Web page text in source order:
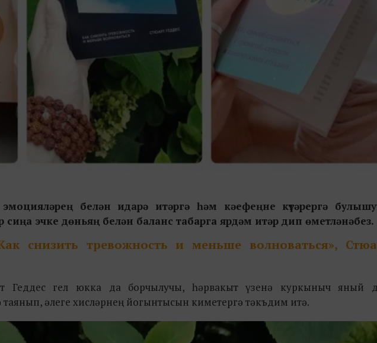
белән идарә итәргә һәм кәефеңне күтәрергә
сиңа эчке дөньяң белән баланс табарга ярдәм итәр дип өметләнәбез.
снизить тревожность и меньше волноваться»,
Геддес гел юкка да борчылучы, һәрвакыт үзенә куркыныч яный
әлеге хисләрнең йогынтысын киметергә тәкъдим итә.